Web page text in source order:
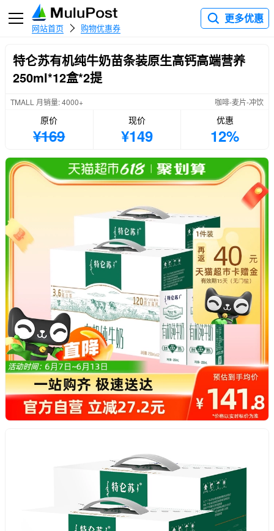
网站首页 购物优惠券
更多优惠
特仑苏有机纯牛奶苗条装原生高钙高端营养
250ml*12盒*2提
TMALL 月销量: 4000+ 咖啡-麦片-冲饮
原价
¥169
现价
¥149
优惠
12%